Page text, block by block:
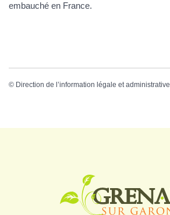
embauché en France.
© Direction de l’information légale et administrative